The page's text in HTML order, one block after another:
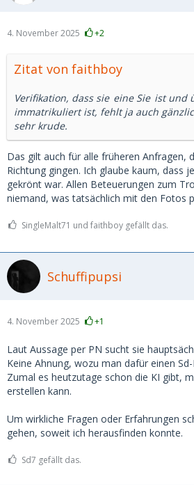
4. November 2025 +2
Zitat von faithboy
Verifikation, dass sie eine Sie ist und
immatrikuliert ist, fehlt ja auch
sehr krude.
Das gilt auch für alle früheren Anfragen,
Richtung gingen. Ich glaube kaum, dass
gekrönt war. Allen Beteuerungen zum
niemand, was tatsächlich mit den Fotos
SingleMalt71 und faithboy gefällt das.
Schuffipupsi
4. November 2025 +1
Laut Aussage per PN sucht sie
Keine Ahnung, wozu man dafür einen
Zumal es heutzutage schon die KI gibt,
erstellen kann.
Um wirkliche Fragen oder Erfahrungen
gehen, soweit ich herausfinden konnte.
Sd7 gefällt das.